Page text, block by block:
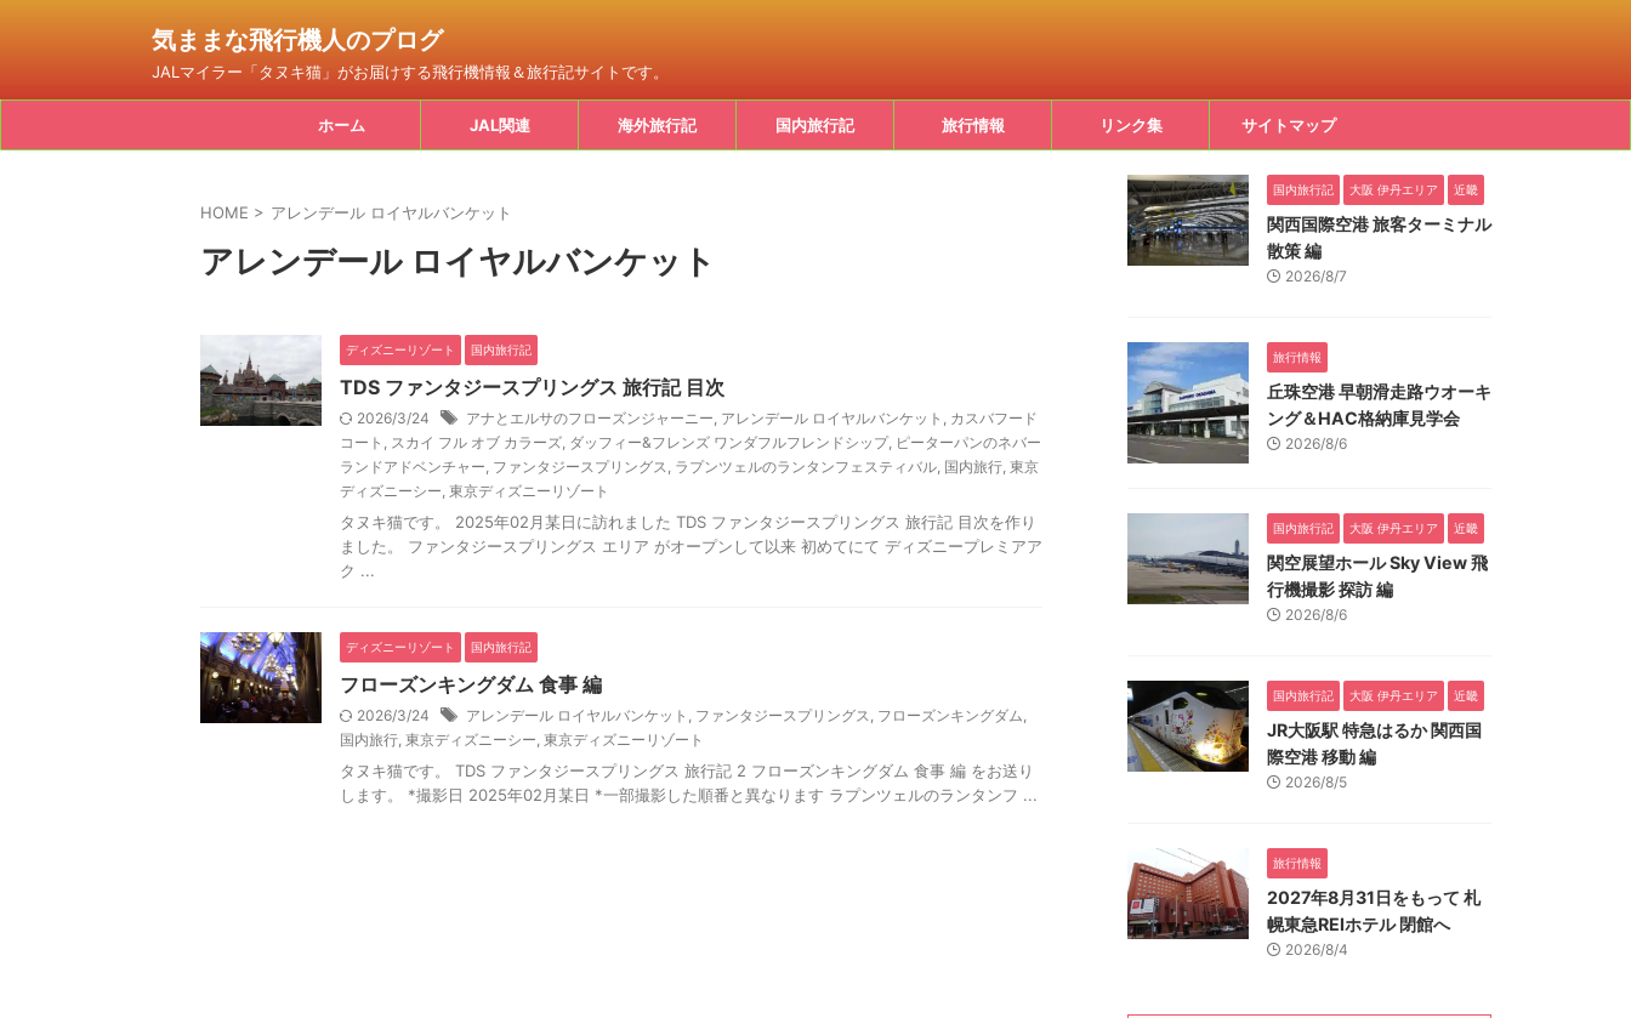
気ままな飛行機人のプログ
JALマイラー「タヌキ猫」がお届けする飛行機情報＆旅行記サイトです。
ホーム JAL関連 海外旅行記 国内旅行記 旅行情報 リンク集 サイトマップ
HOME > アレンデール ロイヤルバンケット
アレンデール ロイヤルバンケット
ディズニーリゾート 国内旅行記
TDS ファンタジースプリングス 旅行記 目次
2026/3/24 アナとエルサのフローズンジャーニー, アレンデール ロイヤルバンケット , カスバフード
コート , スカイ フル オブ カラーズ, ダッフィー&フレンズ ワンダフルフレンドシップ, ピーターパンのネバー
ランドアドベンチャー, ファンタジースプリングス, ラプンツェルのランタンフェスティバル, 国内旅行, 東京
ディズニーシー, 東京ディズニーリゾート
タヌキ猫です。 2025年02月某日に訪れました TDS ファンタジースプリングス 旅行記 目次を作り
ました。 ファンタジースプリングス エリア がオープンして以来 初めてにて ディズニープレミアア
ク ...
ディズニーリゾート 国内旅行記
フローズンキングダム 食事 編
2026/3/24 アレンデール ロイヤルバンケット , ファンタジースプリングス, フローズンキングダム,
国内旅行, 東京ディズニーシー, 東京ディズニーリゾート
タヌキ猫です。 TDS ファンタジースプリングス 旅行記 2 フローズンキングダム 食事 編 をお送り
します。 *撮影日 2025年02月某日 *一部撮影した順番と異なります ラプンツェルのランタンフ ...
国内旅行記 大阪 伊丹エリア 近畿
関西国際空港 旅客ターミナル
散策 編
2026/8/7
旅行情報
丘珠空港 早朝滑走路ウオーキ
ング＆HAC格納庫見学会
2026/8/6
国内旅行記 大阪 伊丹エリア 近畿
関空展望ホール Sky View 飛
行機撮影 探訪 編
2026/8/6
国内旅行記 大阪 伊丹エリア 近畿
JR大阪駅 特急はるか 関西国
際空港 移動 編
2026/8/5
旅行情報
2027年8月31日をもって 札
幌東急REIホテル 閉館へ
2026/8/4